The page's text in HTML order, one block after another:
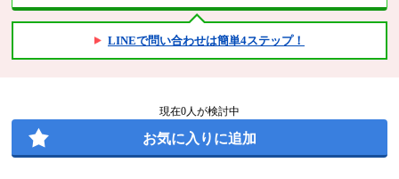
LINEで問い合わせは簡単4ステップ！
現在0人が検討中
お気に入りに追加